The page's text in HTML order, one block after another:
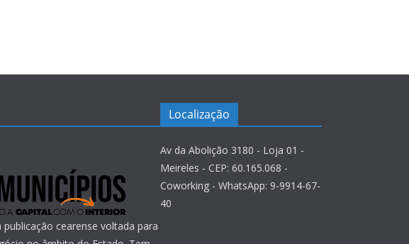
cearense voltada para
Localização
Av da Abolição 3180 - Loja 01 -
Meireles - CEP: 60.165.068 -
Coworking - WhatsApp: 9-9914-67-
40